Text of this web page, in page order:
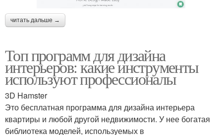
читать дальше →
Топ программ для дизайна
интерьеров: какие инструменты
используют профессионалы
3D Hamster
Это бесплатная программа для дизайна интерьера
квартиры и любой другой недвижимости. У нее богатая
библиотека моделей, используемых в